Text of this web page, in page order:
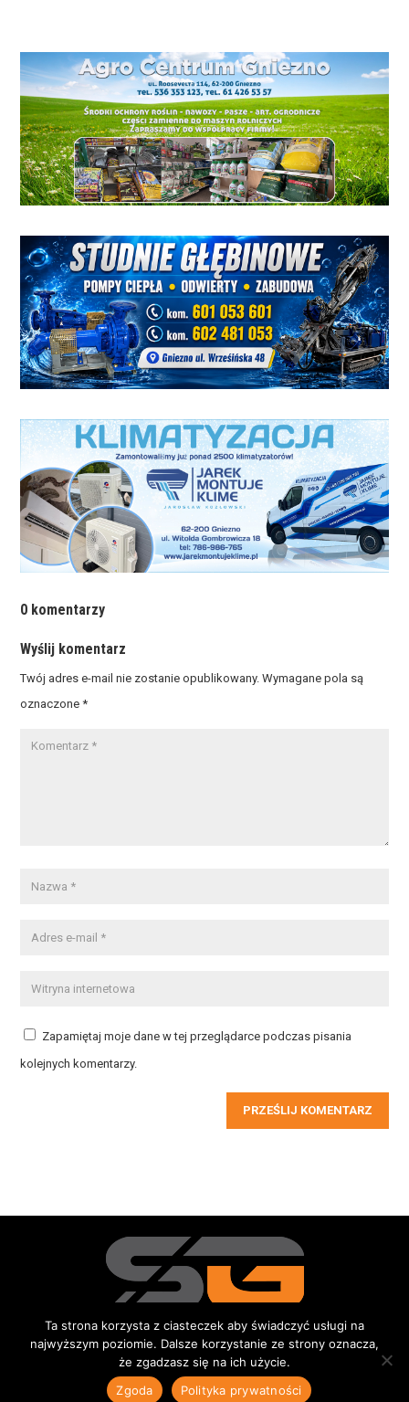
0 komentarzy
Wyślij komentarz
Twój adres e-mail nie zostanie opublikowany. Wymagane pola są
oznaczone*
Zapamiętaj moje dane w tej przeglądarce podczas pisania
kolejnych komentarzy.
PRZEŚLIJ KOMENTARZ
Redakcja Kontakt Reklama Do pobrania
© 2015-2026 Sportowe Gniezno|Wszystkie prawa zastrzeżone |
Ta strona korzysta z ciasteczek aby świadczyć usługi na
najwyższym poziomie. Dalsze korzystanie ze strony oznacza,
że zgadzasz się na ich użycie.
Zgoda
Polityka prywatności